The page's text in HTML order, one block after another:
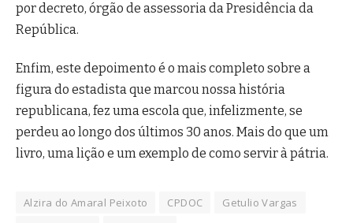
por decreto, órgão de assessoria da Presidência da
República.
Enfim, este depoimento é o mais completo sobre a
figura do estadista que marcou nossa história
republicana, fez uma escola que, infelizmente, se
perdeu ao longo dos últimos 30 anos. Mais do que um
livro, uma lição e um exemplo de como servir à pátria.
Alzira do Amaral Peixoto CPDOC
Getulio Vargas